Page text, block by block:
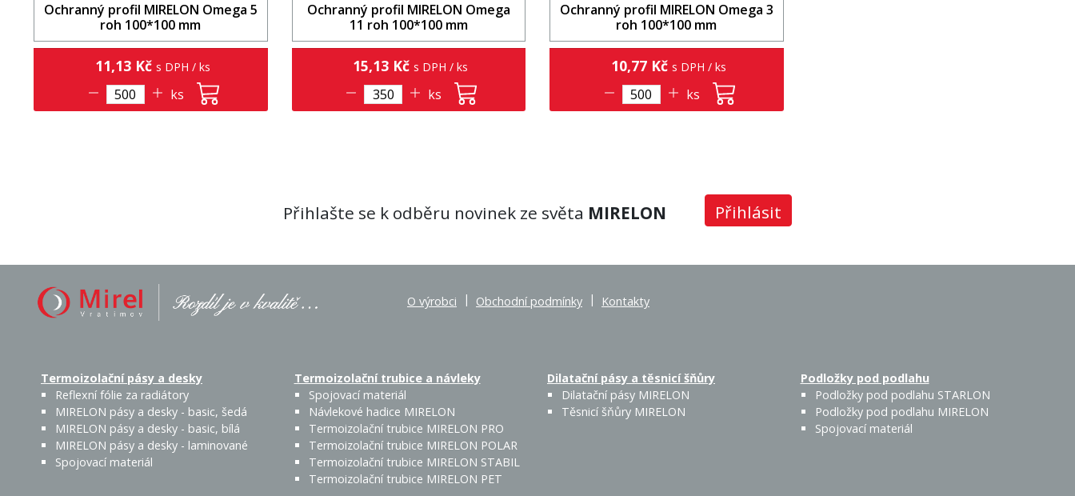
Ochranný profil MIRELON Omega 5
roh 100*100 mm
11,13 Kč s DPH / ks
ks
Ochranný profil MIRELON Omega
11 roh 100*100 mm
15,13 Kčs DPH / ks
ks
Ochranný profil MIRELON Omega 3
roh 100*100 mm
10,77 Kč s DPH / ks
ks
Přihlašte se k odběru novinek ze světa MIRELON Přihlásit
O výrobci | Obchodní podmínky | Kontakty
Termoizolační pásy a desky
Reflexní fólie za radiátory
MIRELON pásy a desky - basic, šedá
MIRELON pásy a desky - basic, bílá
MIRELON pásy a desky - laminované
Spojovací materiál
Termoizolační trubice a návleky
Spojovací materiál
Návlekové hadice MIRELON
Termoizolační trubice MIRELON PRO
Termoizolační trubice MIRELON POLAR
Termoizolační trubice MIRELON STABIL
Termoizolační trubice MIRELON PET
Dilatační pásy a těsnicí šňůry
Dilatační pásy MIRELON
Těsnicí šňůry MIRELON
Podložky pod podlahu
Podložky pod podlahu STARLON
Podložky pod podlahu MIRELON
Spojovací materiál